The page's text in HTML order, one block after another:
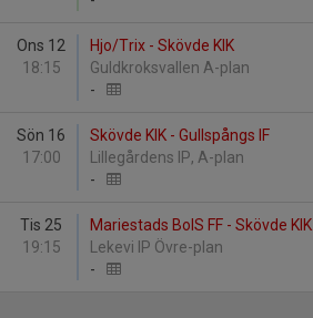
Ons 12
18:15
Hjo/Trix - Skövde KIK
Guldkroksvallen A-plan
-
Sön 16
17:00
Skövde KIK - Gullspångs IF
Lillegårdens IP, A-plan
-
Tis 25
19:15
Mariestads BoIS FF - Skövde KIK
Lekevi IP Övre-plan
-